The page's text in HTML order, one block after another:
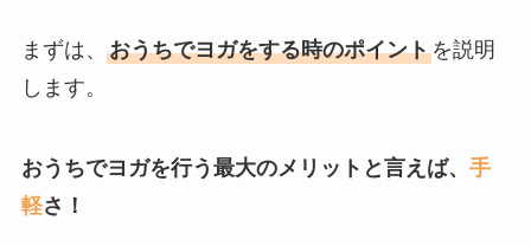
まずは、 おうちでヨガをする時のポイントを説明
します。
おうちでヨガを行う最大のメリットと言えば、 手
軽さ！